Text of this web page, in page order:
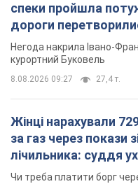
спеки пройшла
дороги
Відео
Негода накрила Івано-
курортний Буковель
8.08.2026 09:27 27,4 т.
Жінці нарахували
за газ через покази
лічильника: суддя
неочікуване рішення
Чи треба платити борг